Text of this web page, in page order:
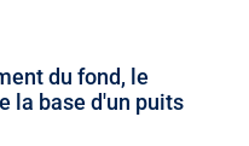
du fond, le
la base d'un puits